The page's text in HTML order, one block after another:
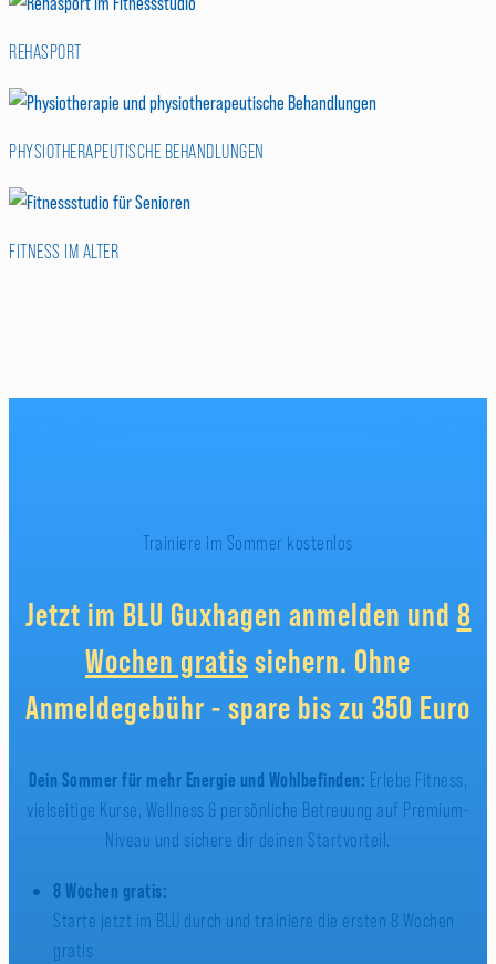
REHASPORT
PHYSIOTHERAPEUTISCHE BEHANDLUNGEN
FITNESS IM ALTER
Trainiere im Sommer kostenlos
Jetzt im BLU Guxhagen anmelden und 8
Wochen gratis sichern. Ohne
Anmeldegebühr - spare bis zu 350 Euro
Dein Sommer für mehr Energie und Wohlbefinden: Erlebe Fitness,
vielseitige Kurse, Wellness & persönliche Betreuung auf Premium-
Niveau und sichere dir deinen Startvorteil.
8 Wochen gratis:
Starte jetzt im BLU durch und trainiere die ersten 8 Wochen
gratis